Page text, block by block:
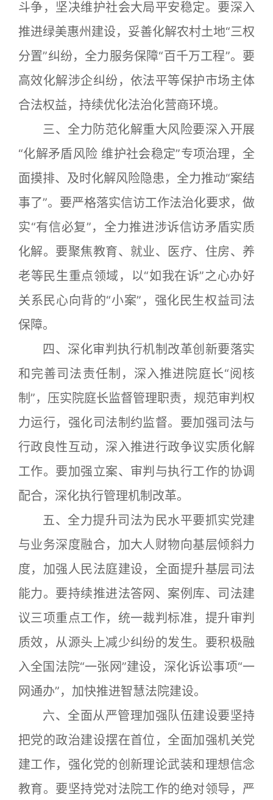
斗争，坚决维护社会大局平安稳定。要深入
推进绿美惠州建设，妥善化解农村土地“三权
分置”纠纷，全力服务保障“百千万工程”。要
高效化解涉企纠纷，依法平等保护市场主体
合法权益，持续优化法治化营商环境。
三、全力防范化解重大风险要深入开展
“化解矛盾风险 维护社会稳定”专项治理，全
面摸排、及时化解风险隐患，全力推动“案结
事了”。要严格落实信访工作法治化要求，做
实“有信必复”，全力推进涉诉信访矛盾实质
化解。要聚焦教育、就业、医疗、住房、养
老等民生重点领域，以“如我在诉”之心办好
关系民心向背的“小案”，强化民生权益司法
保障。
四、深化审判执行机制改革创新要落实
和完善司法责任制，深入推进院庭长“阅核
制”，压实院庭长监督管理职责，规范审判权
力运行，强化司法制约监督。要加强司法与
行政良性互动，深入推进行政争议实质化解
工作。要加强立案、审判与执行工作的协调
配合，深化执行管理机制改革。
五、全力提升司法为民水平要抓实党建
与业务深度融合，加大人财物向基层倾斜力
度，加强人民法庭建设，全面提升基层司法
能力。要持续推进法答网、案例库、司法建
议三项重点工作，统一裁判标准，提升审判
质效，从源头上减少纠纷的发生。要积极融
入全国法院“一张网”建设，深化诉讼事项“一
网通办”，加快推进智慧法院建设。
六、全面从严管理加强队伍建设要坚持
把党的政治建设摆在首位，全面加强机关党
建工作，强化党的创新理论武装和理想信念
教育。要坚持党对法院工作的绝对领导，严